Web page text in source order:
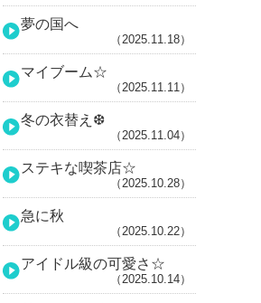
夢の国へ
（2025.11.18）
マイブーム☆
（2025.11.11）
冬の衣替え❆
（2025.11.04）
ステキな喫茶店☆
（2025.10.28）
急に秋
（2025.10.22）
アイドル級の可愛さ☆
（2025.10.14）